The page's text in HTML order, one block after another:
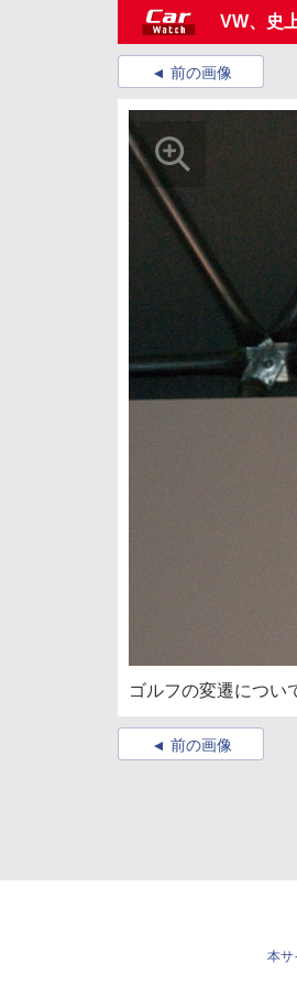
VW、史
前の画像
ゴルフの変遷につい
前の画像
本サ